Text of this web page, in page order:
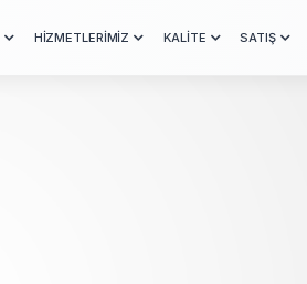
HİZMETLERİMİZ KALİTE SATIŞ